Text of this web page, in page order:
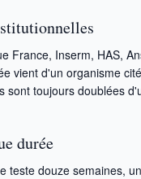
France, Inserm, HAS,
vient d'un organisme
sont toujours doublées
durée
teste douze semaines,